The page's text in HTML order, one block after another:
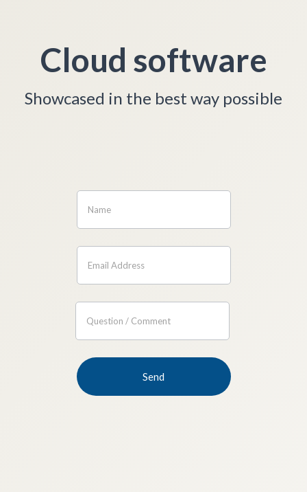
Cloud software
Showcased in the best way possible